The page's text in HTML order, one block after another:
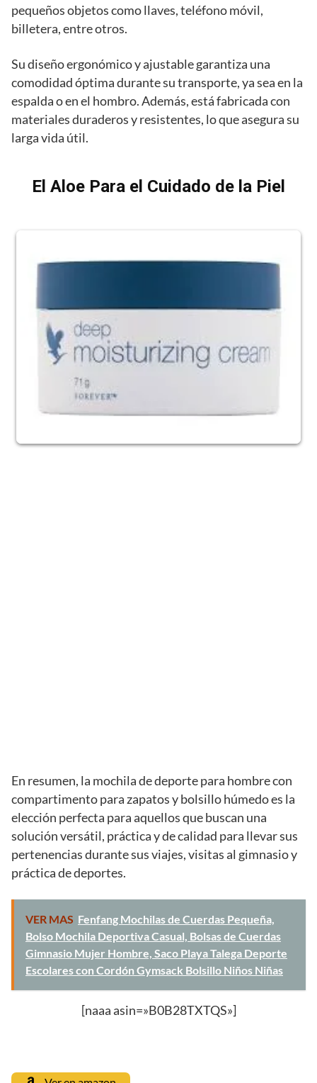
pequeños objetos como llaves, teléfono móvil,
billetera, entre otros.
Su diseño ergonómico y ajustable garantiza una
comodidad óptima durante su transporte, ya sea en la
espalda o en el hombro. Además, está fabricada con
materiales duraderos y resistentes, lo que asegura su
larga vida útil.
El Aloe Para el Cuidado de la Piel
En resumen, la mochila de deporte para hombre con
compartimento para zapatos y bolsillo húmedo es la
elección perfecta para aquellos que buscan una
solución versátil, práctica y de calidad para llevar sus
pertenencias durante sus viajes, visitas al gimnasio y
práctica de deportes.
VER MAS Fenfang Mochilas de Cuerdas Pequeña,
Bolso Mochila Deportiva Casual, Bolsas de Cuerdas
Gimnasio Mujer Hombre, Saco Playa Talega Deporte
Escolares con Cordón Gymsack Bolsillo Niños Niñas
[naaa asin=»B0B28TXTQS»]